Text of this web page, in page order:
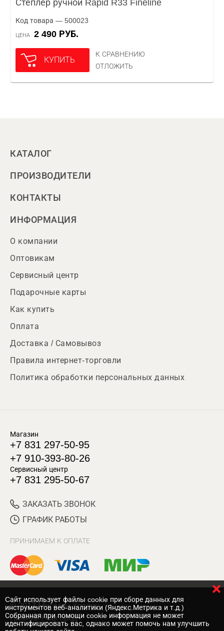
Степлер ручной Rapid R33 Fineline
Код товара — 500023
ЦЕНА 2 490 РУБ.
КУПИТЬ
К СРАВНЕНИЮ
ОТЛОЖИТЬ
КАТАЛОГ
ПРОИЗВОДИТЕЛИ
КОНТАКТЫ
ИНФОРМАЦИЯ
О компании
Оптовикам
Сервисный центр
Подарочные карты
Как купить
Оплата
Доставка / Самовывоз
Правила интернет-торговли
Политика обработки персональных данных
Магазин
+7 831 297-50-95
+7 910-393-80-26
Сервисный центр
+7 831 295-50-67
ЗАКАЗАТЬ ЗВОНОК
ГРАФИК РАБОТЫ
ПРИНИМАЕМ К ОПЛАТЕ
© 2017 Магазин Хозяин
Нижний Новгород
Cайт использует файлы cookie при сборе данных для
инструментов веб-аналитики (Яндекс.Метрика и т.д.)
Собранная при помощи cookie информация не может
идентифицировать вас, однако может помочь нам улучшить